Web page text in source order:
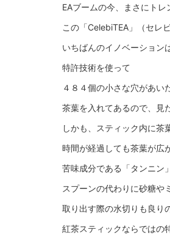
EAブームの今、まさにトレ
この「CelebiTEA」（セレ
いちばんのイノベーション
特許技術を使って
４８４個の小さな穴があい
茶葉を入れてあるので、見
しかも、スティック内に茶
時間が経過しても茶葉が広
苦味成分である「タンニン
スプーンの代わりに砂糖や
取り出す際の水切りも良り
紅茶スティックならではの